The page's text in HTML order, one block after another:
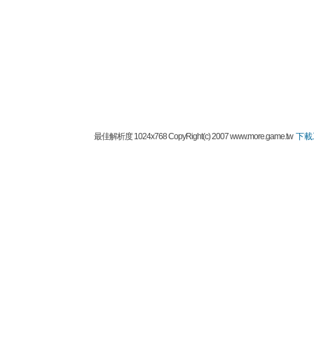
最佳解析度 1024x768 CopyRight(c) 2007 www.more.game.tw 下